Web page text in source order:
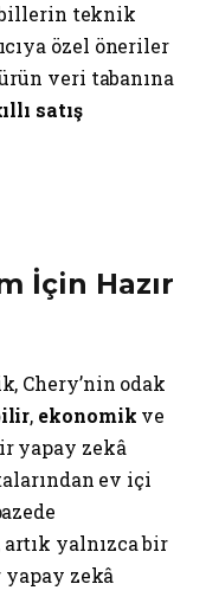
teknik
özel öneriler
veri tabanına
satış
İçin Hazır
Chery’nin odak
, ekonomik ve
yapay zekâ
ev içi
artık yalnızca bir
zekâ